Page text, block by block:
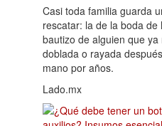
Casi toda familia guarda
rescatar: la de la boda de
bautizo de alguien que
doblada o rayada
mano por años.
Lado.mx